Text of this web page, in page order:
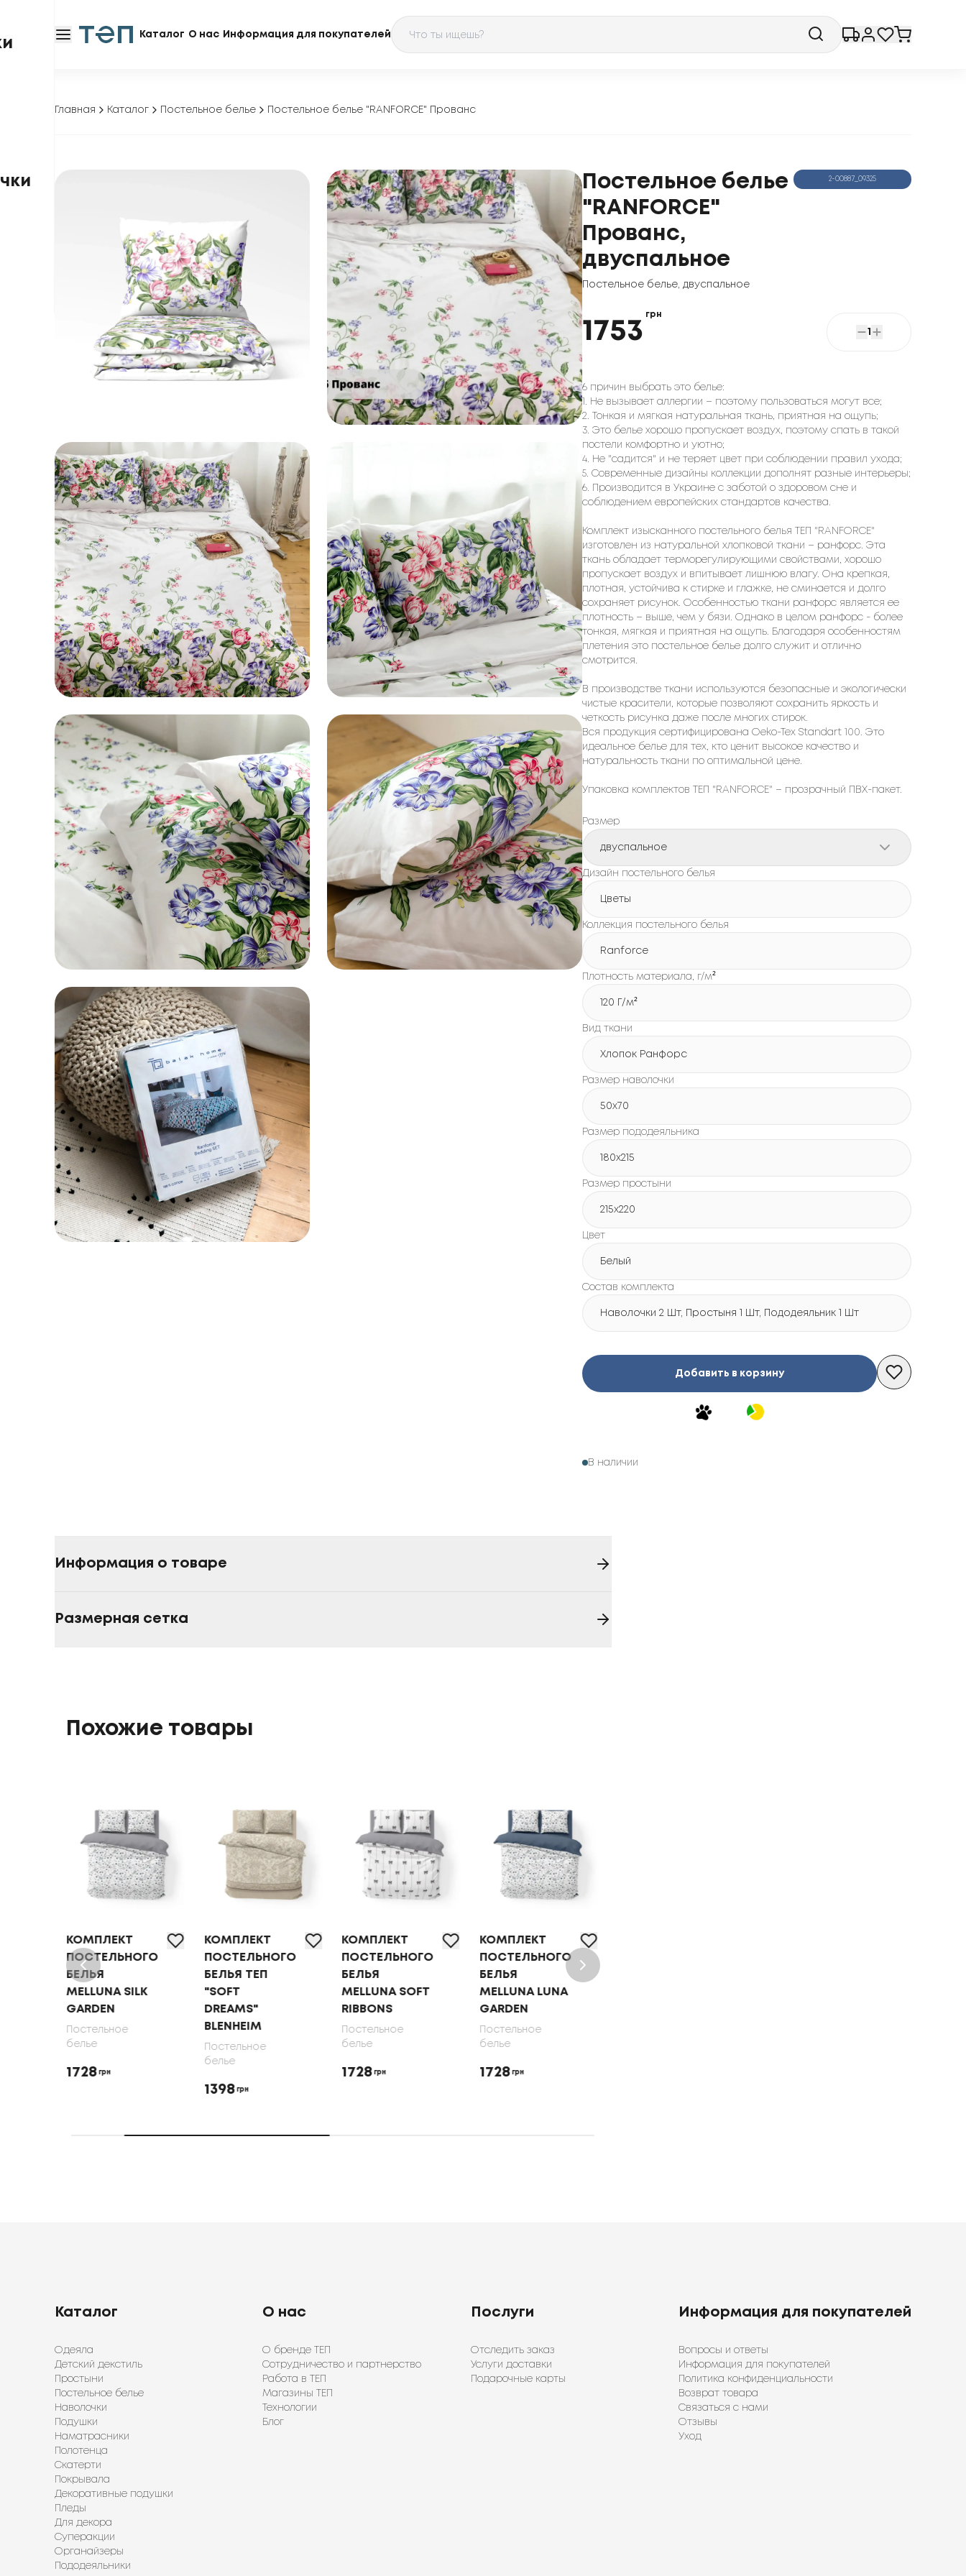
Каталог О нас Информация для покупателей
Главная Каталог Постельное белье Постельное белье "RANFORCE" Прованс
Постельное белье
"RANFORCE"
Прованс,
двуспальное
Постельное белье двуспальное
2-00887_09325
1753
грн
1
6 причин выбрать это белье:
1. Не вызывает аллергии – поэтому пользоваться могут все;
2. Тонкая и мягкая натуральная ткань, приятная на ощупь;
3. Это белье хорошо пропускает воздух, поэтому спать в такой
постели комфортно и уютно;
4. Не "садится" и не теряет цвет при соблюдении правил ухода;
5. Современные дизайны коллекции дополнят разные интерьеры;
6. Производится в Украине с заботой о здоровом сне и
соблюдением европейских стандартов качества.
Комплект изысканного постельного белья ТЕП "RANFORCE"
изготовлен из натуральной хлопковой ткани – ранфорс. Эта
ткань обладает терморегулирующими свойствами, хорошо
пропускает воздух и впитывает лишнюю влагу. Она крепкая,
плотная, устойчива к стирке и глажке, не сминается и долго
сохраняет рисунок. Особенностью ткани ранфорс является ее
плотность – выше, чем у бязи. Однако в целом ранфорс - более
тонкая, мягкая и приятная на ощупь. Благодаря особенностям
плетения это постельное белье долго служит и отлично
смотрится.
В производстве ткани используются безопасные и экологически
чистые красители, которые позволяют сохранить яркость и
четкость рисунка даже после многих стирок.
Вся продукция сертифицирована Oeko-Tex Standart 100. Это
идеальное белье для тех, кто ценит высокое качество и
натуральность ткани по оптимальной цене.
Упаковка комплектов ТЕП "RANFORCE" – прозрачный ПВХ-пакет.
Размер
двуспальное
Дизайн постельного белья
Цветы
Коллекция постельного белья
Ranforce
Плотность материала, г/м²
120 Г/м²
Вид ткани
Хлопок Ранфорс
Размер наволочки
50x70
Размер пододеяльника
180х215
Размер простыни
215х220
Цвет
Белый
Состав комплекта
Наволочки 2 Шт, Простыня 1 Шт, Пододеяльник 1 Шт
Добавить в корзину
В наличии
Информация о товаре
Размерная сетка
Похожие товары
КОМПЛЕКТ
ПОСТЕЛЬНОГО
БЕЛЬЯ
MELLUNA SILK
GARDEN
Постельное
белье
1728 грн
КОМПЛЕКТ
ПОСТЕЛЬНОГО
БЕЛЬЯ ТЕП
"SOFT
DREAMS"
BLENHEIM
Постельное
белье
1398 грн
КОМПЛЕКТ
ПОСТЕЛЬНОГО
БЕЛЬЯ
MELLUNA SOFT
RIBBONS
Постельное
белье
1728 грн
КОМПЛЕКТ
ПОСТЕЛЬНОГО
БЕЛЬЯ
MELLUNA LUNA
GARDEN
Постельное
белье
1728 грн
Каталог
Одеяла
Детский декстиль
Простыни
Постельное белье
Наволочки
Подушки
Наматрасники
Полотенца
Скатерти
Покрывала
Декоративные подушки
Пледы
Для декора
Суперакции
Органайзеры
Пододеяльники
О нас
О бренде ТЕП
Сотрудничество и партнерство
Работа в ТЕП
Магазины ТЕП
Технологии
Блог
Послуги
Отследить заказ
Услуги доставки
Подарочные карты
Информация для покупателей
Вопросы и ответы
Информация для покупателей
Политика конфиденциальности
Возврат товара
Связаться с нами
Отзывы
Уход